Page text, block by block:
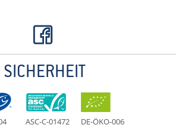
ASC-C-01472 DE-ÖKO-006